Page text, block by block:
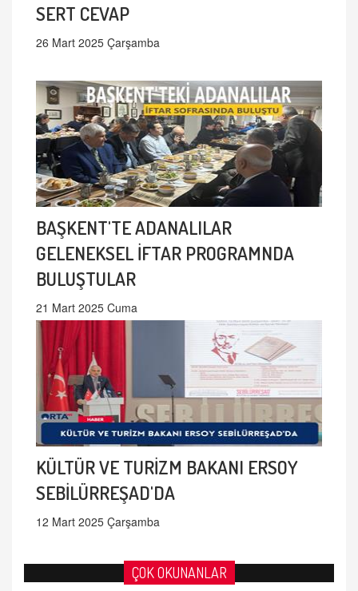
SERT CEVAP
26 Mart 2025 Çarşamba
BAŞKENT'TE ADANALILAR
GELENEKSEL İFTAR PROGRAMNDA
BULUŞTULAR
21 Mart 2025 Cuma
KÜLTÜR VE TURİZM BAKANI ERSOY
SEBİLÜRREŞAD'DA
12 Mart 2025 Çarşamba
ÇOK OKUNANLAR